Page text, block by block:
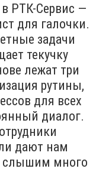
РТК-Сервис —
для галочки.
задачи
текучку
лежат три
рутины,
для всех
диалог.
дают нам
слышим много